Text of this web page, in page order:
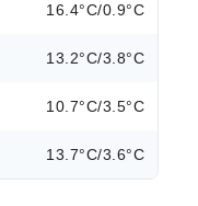
16.4°C/0.9°C
13.2°C/3.8°C
10.7°C/3.5°C
13.7°C/3.6°C